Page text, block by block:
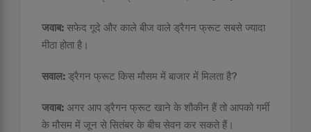
जवाब: सफेद गूदे और काले बीज वाले ड्रैगन फ्रूट सबसे ज्यादा
मीठा होता है।
सवाल: ड्रैगन फ्रूट किस मौसम में बाजार में मिलता है?
जवाब: अगर आप ड्रैगन फ्रूट खाने के शौकीन हैं तो आपको गर्मी
के मौसम में जून से सितंबर के बीच सेवन कर सकते हैं।